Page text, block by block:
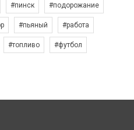
#пинск #подорожание
#пьяный #работа
#топливо #футбол